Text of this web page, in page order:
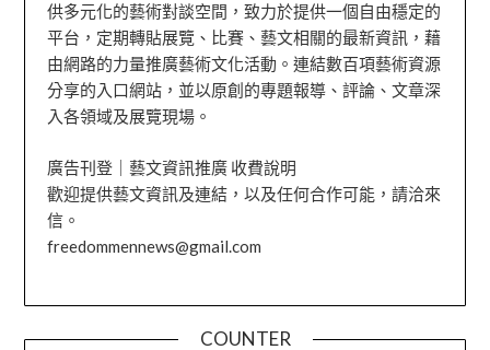
供多元化的藝術對談空間，致力於提供一個自由穩定的
平台，定期轉貼展覽、比賽、藝文相關的最新資訊，藉
由網路的力量推廣藝術文化活動。連結數百項藝術資源
分享的入口網站，並以原創的專題報導、評論、文章深
入各領域及展覽現場。
廣告刊登｜藝文資訊推廣 收費說明
歡迎提供藝文資訊及連結，以及任何合作可能，請洽來
信。
freedommennews@gmail.com
COUNTER